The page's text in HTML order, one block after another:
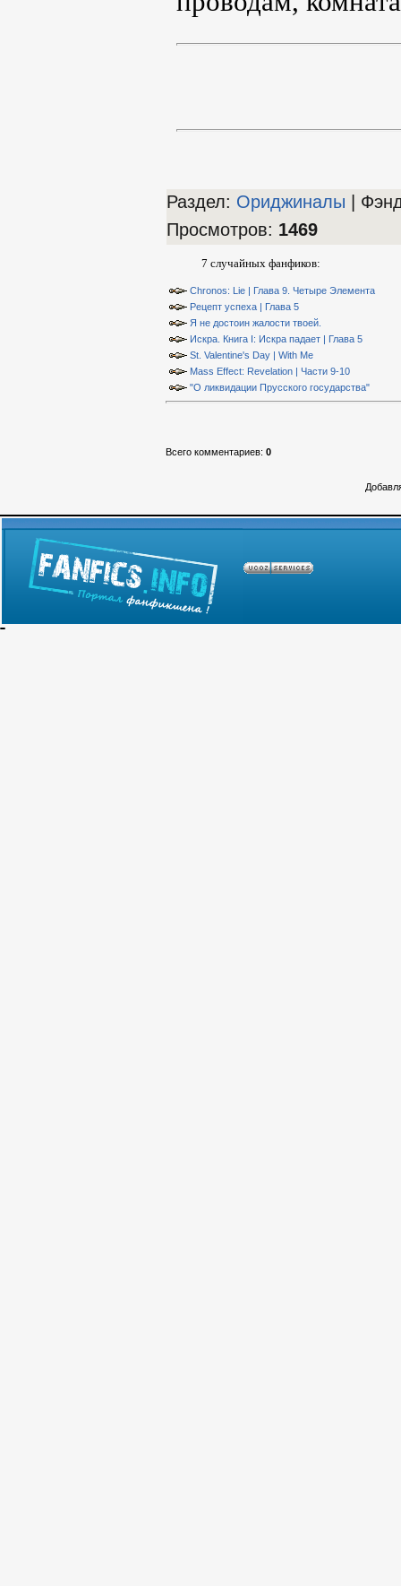
Раздел: Ориджиналы |
Просмотров: 1469
7 случайных фанфиков:
Chronos: Lie | Глава 9. Четыре Элемента
Рецепт успеха | Глава 5
Я не достоин жалости твоей.
Искра. Книга I: Искра падает | Глава 5
St. Valentine's Day | With Me
Mass Effect: Revelation | Части 9-10
"О ликвидации Прусского государства"
Всего комментариев: 0